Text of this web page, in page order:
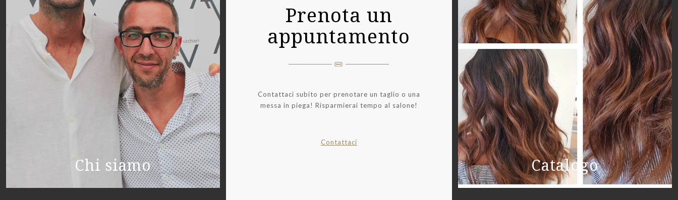
Chi siamo
Prenota un
appuntamento
Contattaci subito per prenotare un taglio o una
messa in piega! Risparmierai tempo al salone!
Contattaci
Catalogo